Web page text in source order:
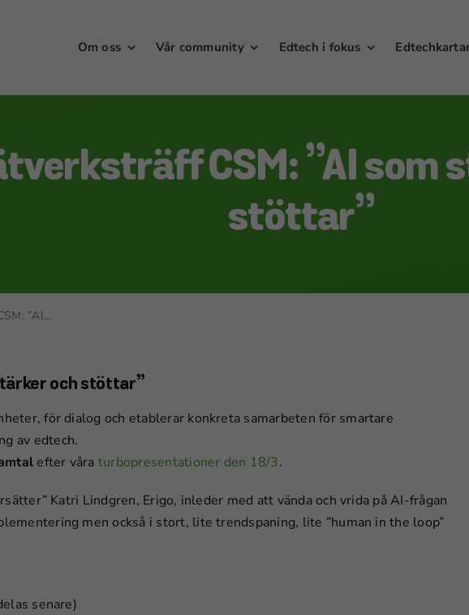
Om oss Vår community Edtech i fokus
CSM: ”AI som
stöttar”
”AI...
och stöttar”
för dialog och etablerar konkreta samarbeten för smartare
av edtech.
efter våra turbopresentationer den 18/3.
Katri Lindgren, Erigo, inleder med att vända och vrida på AI-frågan
men också i stort, lite trendspaning, lite ”human in the loop”
senare)